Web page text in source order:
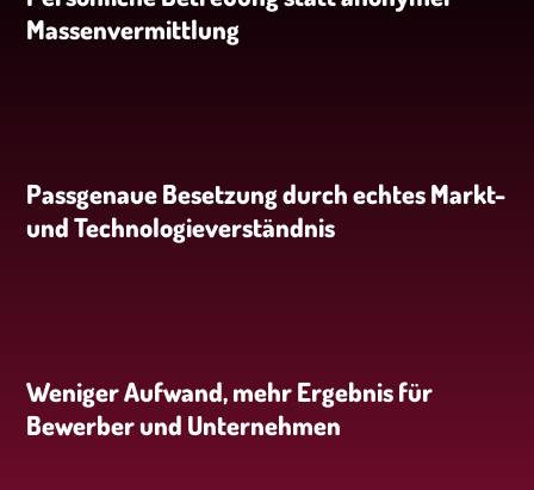
Massenvermittlung
Passgenaue Besetzung durch echtes Markt-
und Technologieverständnis
Weniger Aufwand, mehr Ergebnis für
Bewerber und Unternehmen